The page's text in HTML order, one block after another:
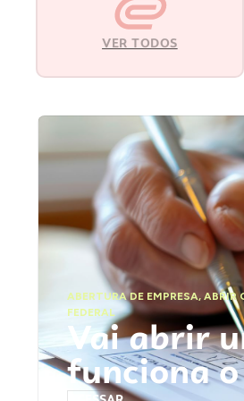
VER TODOS
ABERTURA DE EMPRESA,ABRIR
FEDERAL
Vai abrir
funciona